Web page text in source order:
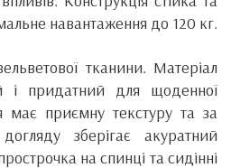
навантаження до 120 кг.
тканини. Матеріал
і придатний для щоденної
має приємну текстуру та за
зберігає акуратний
на спинці та сидінні